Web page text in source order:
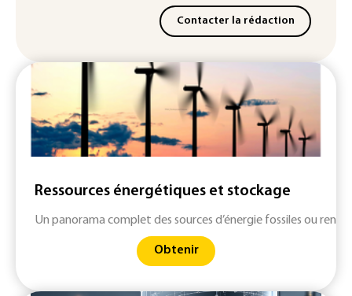
Contacter la rédaction
Ressources énergétiques et stockage
Un panorama complet des sources d’énergie fossiles ou
Obtenir